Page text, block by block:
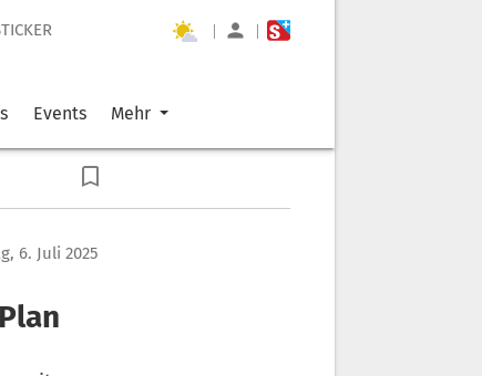
| |
Events Mehr
6. Juli 2025